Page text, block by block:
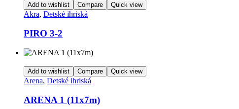
Add to wishlist Compare Quick view
Akra, Detské ihriská
PIRO 3-2
Add to wishlist Compare Quick view
Arena, Detské ihriská
ARENA 1 (11x7m)